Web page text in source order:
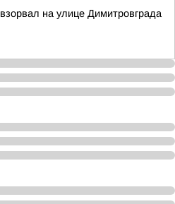
на улице Димитровграда